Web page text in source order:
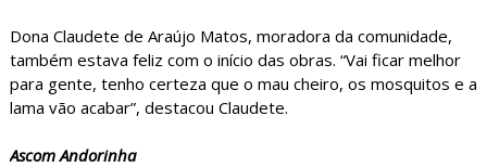
Dona Claudete de Araújo Matos, moradora da comunidade,
também estava feliz com o início das obras. “Vai ficar melhor
para gente, tenho certeza que o mau cheiro, os mosquitos e a
lama vão acabar”, destacou Claudete.
Ascom Andorinha